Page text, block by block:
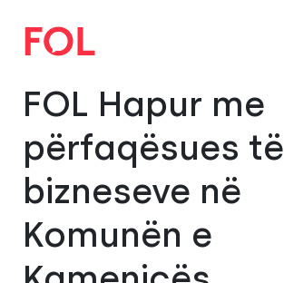
FOL Hapur me
përfaqësues të
bizneseve në
Komunën e